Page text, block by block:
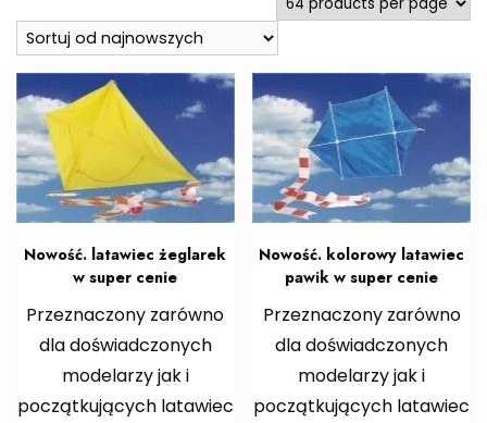
Nowość. latawiec żeglarek
w super cenie
Przeznaczony zarówno
dla doświadczonych
modelarzy jak i
początkujących latawiec
Nowość. kolorowy latawiec
pawik w super cenie
Przeznaczony zarówno
dla doświadczonych
modelarzy jak i
początkujących latawiec